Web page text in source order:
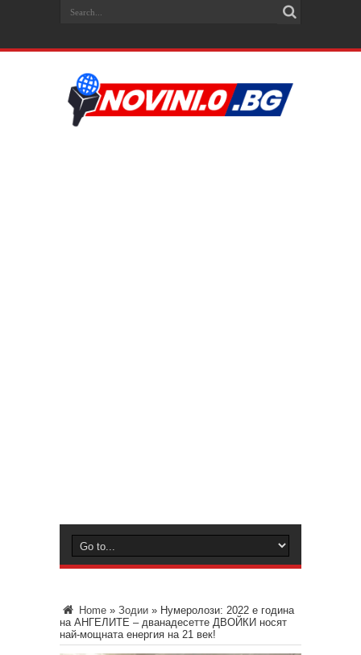
Home » Зодии » Нумеролози: 2022 е година
на АНГЕЛИТЕ – дванадесетте ДВОЙКИ носят
най-мощната енергия на 21 век!